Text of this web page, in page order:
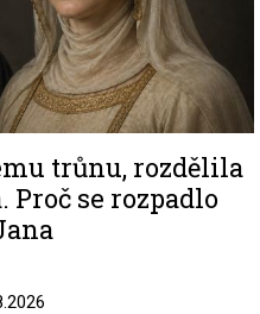
trůnu, rozdělila
se rozpadlo